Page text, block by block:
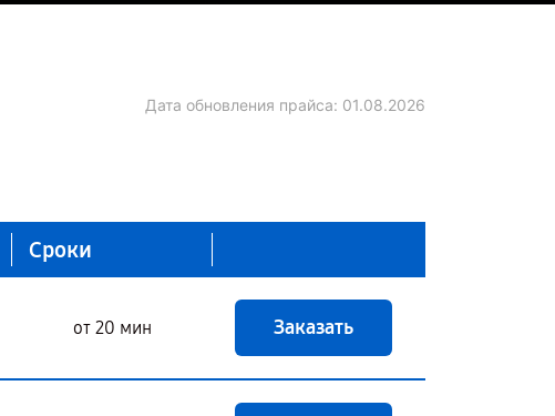
Дата обновления прайса: 01.08.2026
Сроки
от 20 мин Заказать